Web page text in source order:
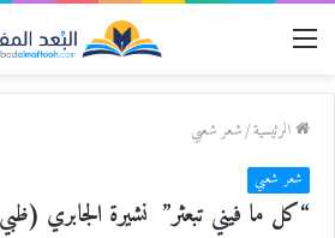
الرئيسية/شعر شعبي
شعر شعبي
“كل ما فيني تبعثر” نشيرة الجابري